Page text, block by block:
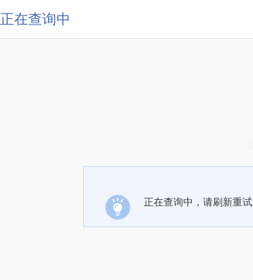
正在查询中
正在查询中，请刷新重试